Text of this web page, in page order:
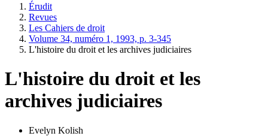
Érudit
Revues
Les Cahiers de droit
Volume 34, numéro 1, 1993, p. 3-345
L'histoire du droit et les archives judiciaires
L'histoire du droit et les
archives judiciaires
Evelyn Kolish